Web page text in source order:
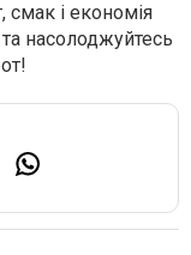
смак і економія
насолоджуйтесь